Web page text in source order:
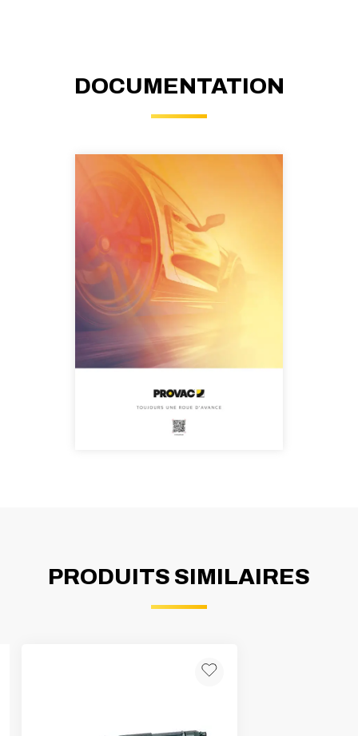
DOCUMENTATION
PRODUITS SIMILAIRES